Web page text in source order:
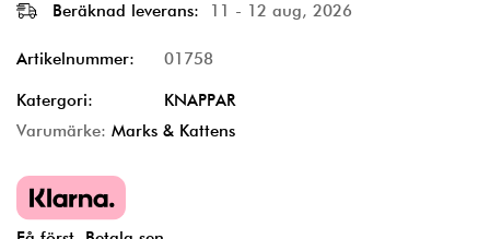
Beräknad leverans: 11 - 12 aug, 2026
Artikelnummer: 01758
Katergori:
KNAPPAR
Varumärke: Marks & Kattens